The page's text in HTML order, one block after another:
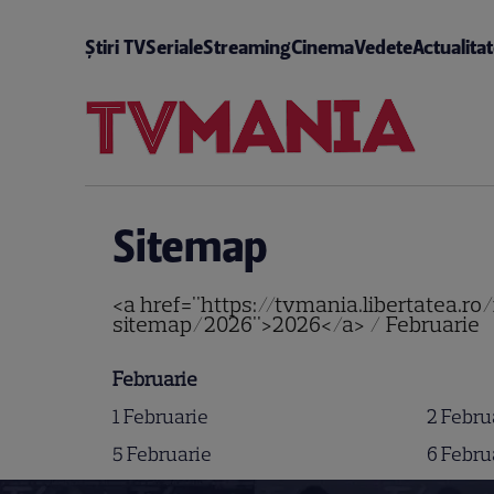
Știri TVSerialeStreamingCinemaVedete
Sitemap
<a href="https://
sitemap/2026">2026</a> / Februarie
Februarie
1 Februarie
2
5 Februarie
6